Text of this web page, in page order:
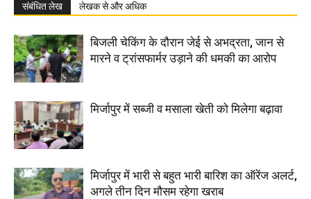
संबंधित लेख लेखक से और अधिक
बिजली चेकिंग के दौरान जेई से अभद्रता, जान से
मारने व ट्रांसफार्मर उड़ाने की धमकी का आरोप
मिर्जापुर में सब्जी व मसाला खेती को मिलेगा बढ़ावा
मिर्जापुर में भारी से बहुत भारी बारिश का ऑरेंज अलर्ट,
अगले तीन दिन मौसम रहेगा खराब